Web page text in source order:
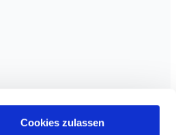
Cookies zulassen